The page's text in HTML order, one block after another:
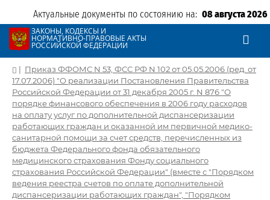
Актуальные документы по состоянию на: 08 августа 2026
ЗАКОНЫ, КОДЕКСЫ И
НОРМАТИВНО-ПРАВОВЫЕ АКТЫ
РОССИЙСКОЙ ФЕДЕРАЦИИ
| Приказ ФФОМС N 53, ФСС РФ N 102 от 05.05.2006 (ред. от
17.07.2006) "О реализации Постановления Правительства
Российской Федерации от 31 декабря 2005 г. N 876 "О
порядке финансового обеспечения в 2006 году расходов
на оплату услуг по дополнительной диспансеризации
работающих граждан и оказанной им первичной медико-
санитарной помощи за счет средств, перечисленных из
бюджета Федерального фонда обязательного
медицинского страхования Фонду социального
страхования Российской Федерации" (вместе с "Порядком
ведения реестра счетов по оплате дополнительной
диспансеризации работающих граждан", "Порядком